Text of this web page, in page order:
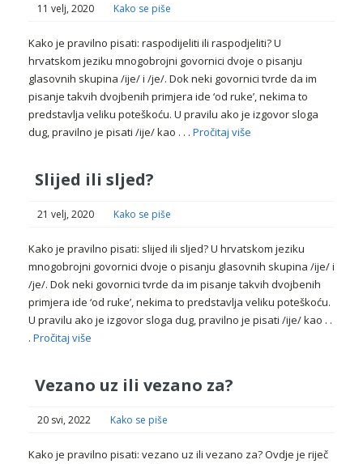
11 velj, 2020 Kako se piše
Kako je pravilno pisati: raspodijeliti ili raspodjeliti? U
hrvatskom jeziku mnogobrojni govornici dvoje o pisanju
glasovnih skupina /ije/ i /je/. Dok neki govornici tvrde da im
pisanje takvih dvojbenih primjera ide ‘od ruke’, nekima to
predstavlja veliku poteškoću. U pravilu ako je izgovor sloga
dug, pravilno je pisati /ije/ kao . . . Pročitaj više
Slijed ili sljed?
21 velj, 2020 Kako se piše
Kako je pravilno pisati: slijed ili sljed? U hrvatskom jeziku
mnogobrojni govornici dvoje o pisanju glasovnih skupina /ije/ i
/je/. Dok neki govornici tvrde da im pisanje takvih dvojbenih
primjera ide ‘od ruke’, nekima to predstavlja veliku poteškoću.
U pravilu ako je izgovor sloga dug, pravilno je pisati /ije/ kao . .
. Pročitaj više
Vezano uz ili vezano za?
20 svi, 2022 Kako se piše
Kako je pravilno pisati: vezano uz ili vezano za? Ovdje je riječ